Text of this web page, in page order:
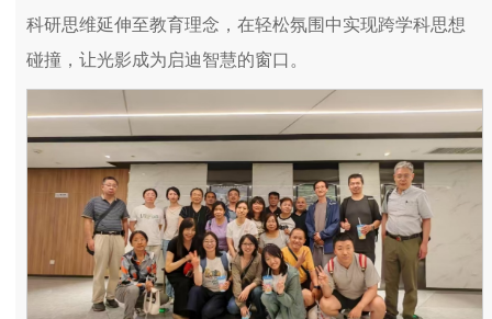
科研思维延伸至教育理念，在轻松氛围中实现跨学科思想
碰撞，让光影成为启迪智慧的窗口。